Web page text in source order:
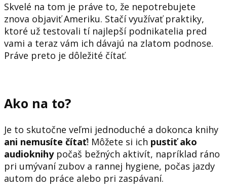
Skvelé na tom je práve to, že nepotrebujete
znova objaviť Ameriku. Stačí využívať praktiky,
ktoré už testovali tí najlepší podnikatelia pred
vami a teraz vám ich dávajú na zlatom podnose.
Práve preto je dôležité čítať.
Ako na to?
Je to skutočne veľmi jednoduché a dokonca knihy
ani nemusíte čítať! Môžete si ich pustiť ako
audioknihypočaš bežných aktivít, napríklad ráno
pri umývaní zubov a rannej hygiene, počas jazdy
autom do práce alebo pri zaspávaní.